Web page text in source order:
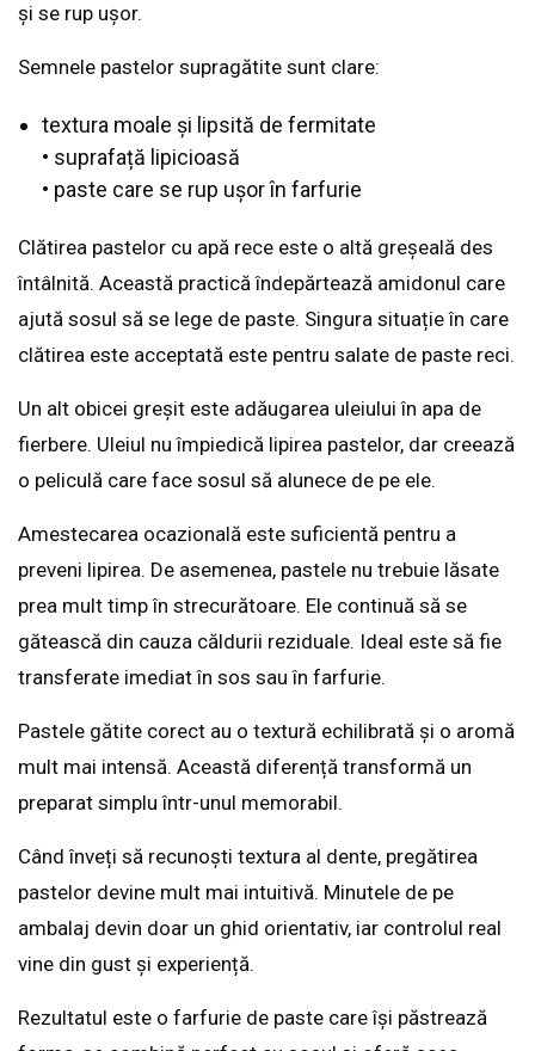
și se rup ușor.
Semnele pastelor supragătite sunt clare:
textura moale și lipsită de fermitate
• suprafață lipicioasă
• paste care se rup ușor în farfurie
Clătirea pastelor cu apă rece este o altă greșeală des
întâlnită. Această practică îndepărtează amidonul care
ajută sosul să se lege de paste. Singura situație în care
clătirea este acceptată este pentru salate de paste reci.
Un alt obicei greșit este adăugarea uleiului în apa de
fierbere. Uleiul nu împiedică lipirea pastelor, dar creează
o peliculă care face sosul să alunece de pe ele.
Amestecarea ocazională este suficientă pentru a
preveni lipirea. De asemenea, pastele nu trebuie lăsate
prea mult timp în strecurătoare. Ele continuă să se
gătească din cauza căldurii reziduale. Ideal este să fie
transferate imediat în sos sau în farfurie.
Pastele gătite corect au o textură echilibrată și o aromă
mult mai intensă. Această diferență transformă un
preparat simplu într-unul memorabil.
Când înveți să recunoști textura al dente, pregătirea
pastelor devine mult mai intuitivă. Minutele de pe
ambalaj devin doar un ghid orientativ, iar controlul real
vine din gust și experiență.
Rezultatul este o farfurie de paste care își păstrează